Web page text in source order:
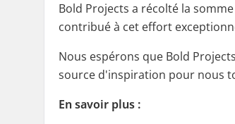
Bold Projects a récolté la
contribué à cet effort
Nous espérons que Bold
source d'inspiration pour nous
En savoir plus :